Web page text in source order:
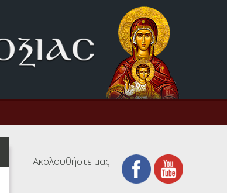
Ακολουθήστε μας